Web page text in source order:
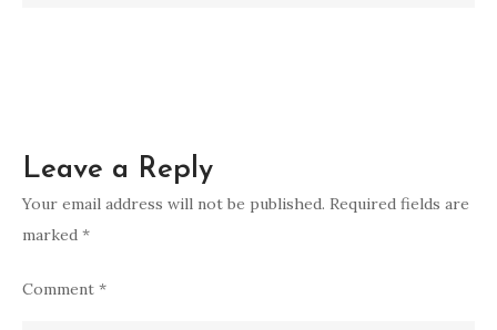
Leave a Reply
Your email address will not be published. Required fields are
marked *
Comment *